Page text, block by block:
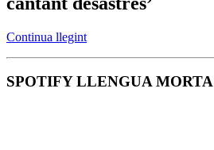
Continua llegint
SPOTIFY LLENGUA MORTA